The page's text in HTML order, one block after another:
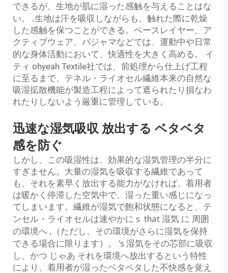
できるが、生地が肌に湿った感触を与えることはな
い。 .生地は汗を吸収しながらも、触れた際に乾燥
した感触を保つことができる。ベースレイヤー、ア
クティブウェア、パジャマなどでは、運動中や日常
的な身体活動において、快適性を大きく高める。 イ
ティ ohyeah Textile社では、前処理から仕上げ工程
に至るまで、テネル・ライオセル繊維本来の自然な
吸湿拡散機能が製造工程によって遮られたり損なわ
れたりしないよう厳重に管理している。
迅速な湿気吸収 放出する ベタベタ
感を防ぐ
しかし、この吸湿性は、効果的な湿気管理の半分に
すぎません。大量の湿気を吸収する繊維であって
も、それを素早く放出する能力がなければ、着用者
は暖かく停滞した空気中で、湿った重い感じになっ
てしまいます。繊維が湿気で飽和状態になると、テ
ンセル・ライオセルは速やかに s that 湿気 に 周囲
の環境へ , （ただし、その環境がさらに湿気を保持
できる場合に限ります）。 ’s 湿気をその芯部に吸収
し、かつ じゃあ それを環境へ放出するという特性
により、着用者が湿ったベタベタした不快感を覚え